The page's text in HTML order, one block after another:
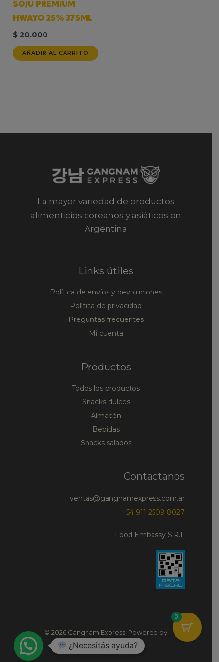
SOJU PREMIUM
HWAYO 25% 375ML
$ 20.000
AÑADIR AL CARRITO
La mayor variedad de productos
alimenticios coreanos y asiáticos en
Argentina
Links útiles
Política de envíos y devoluciones
Política de privacidad
Preguntas frecuentes
Mi cuenta
Productos
Todos los productos
Snacks dulces
Almacén
Bebidas
Snacks salados
Contactanos
ventas@gangnamexpress.com.ar
+54 911 2509 8027
Food Embassy S.R.L
© 2026 Gangnam Express. Powered by
Gangnam Express
0
¿Necesitás ayuda?